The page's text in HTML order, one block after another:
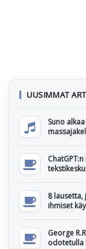
UUSIMMAT
Suno
8
ihmiset
George
odotetulla